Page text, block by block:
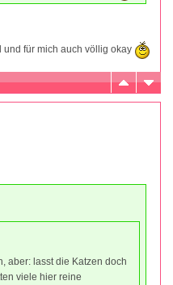
und für mich auch völlig okay
aber: lasst die Katzen doch
viele hier reine